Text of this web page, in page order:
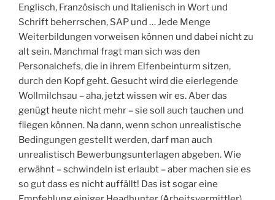
Englisch, Französisch und Italienisch in Wort und
Schrift beherrschen, SAP und … Jede Menge
Weiterbildungen vorweisen können und dabei nicht zu
alt sein. Manchmal fragt man sich was den
Personalchefs, die in ihrem Elfenbeinturm sitzen,
durch den Kopf geht. Gesucht wird die eierlegende
Wollmilchsau – aha, jetzt wissen wir es. Aber das
genügt heute nicht mehr – sie soll auch tauchen und
fliegen können. Na dann, wenn schon unrealistische
Bedingungen gestellt werden, darf man auch
unrealistisch Bewerbungsunterlagen abgeben. Wie
erwähnt – schwindeln ist erlaubt – aber machen sie es
so gut dass es nicht auffällt! Das ist sogar eine